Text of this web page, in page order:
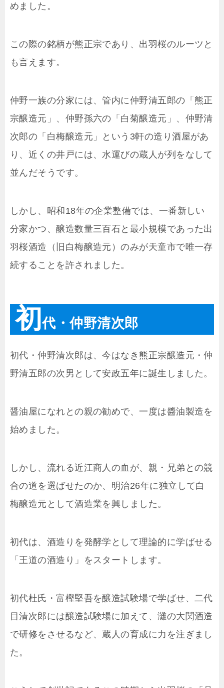
めました。
この際の銘柄が熊正宗であり、出羽桜のルーツと
も言えます。
仲野一族の分家には、管内に仲野清五郎の「熊正
宗醸造元」、仲野孫六の「白菊醸造元」、仲野清
次郎の「白梅醸造元」という3軒の造り酒屋があ
り、近くの井戸には、水運びの蔵人が列をなして
並んだそうです。
しかし、昭和18年の企業整備では、一番新しい
分家かつ、醸造数量三百石と最小規模であった出
羽桜酒造（旧白梅醸造元）のみが天童市で唯一存
続することを許されました。
初代・仲野清次郎
初代・仲野清次郎は、今はなき熊正宗醸造元・仲
野清五郎の次男として安政五年に誕生しました。
醤油屋になれとの親の勧めで、一度は醬油製造を
始めました。
しかし、流れる近江商人の血が、親・兄弟との競
合の道を選ばせたのか、明治26年に独立して白
梅醸造元として酒造業を興しました。
初代は、酒造りを発酵学として理論的に学ばせる
「王道の酒造り」をスタートします。
初代杜氏・富樫堅吾を醸造試験場で学ばせ、二代
目清次郎には醸造試験場に加えて、灘の大関酒造
で研修をさせるなど、蔵人の育成に力を注ぎまし
た。